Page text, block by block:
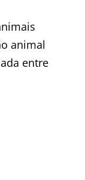
animal
entre